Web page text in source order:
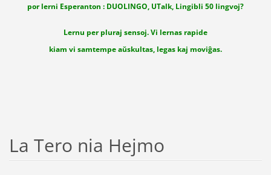
por lerni Esperanton : DUOLINGO, UTalk, Lingibli 50 lingvoj?
Lernu per pluraj sensoj. Vi lernas rapide
kiam vi samtempe aŭskultas, legas kaj moviĝas.
La Tero nia Hejmo